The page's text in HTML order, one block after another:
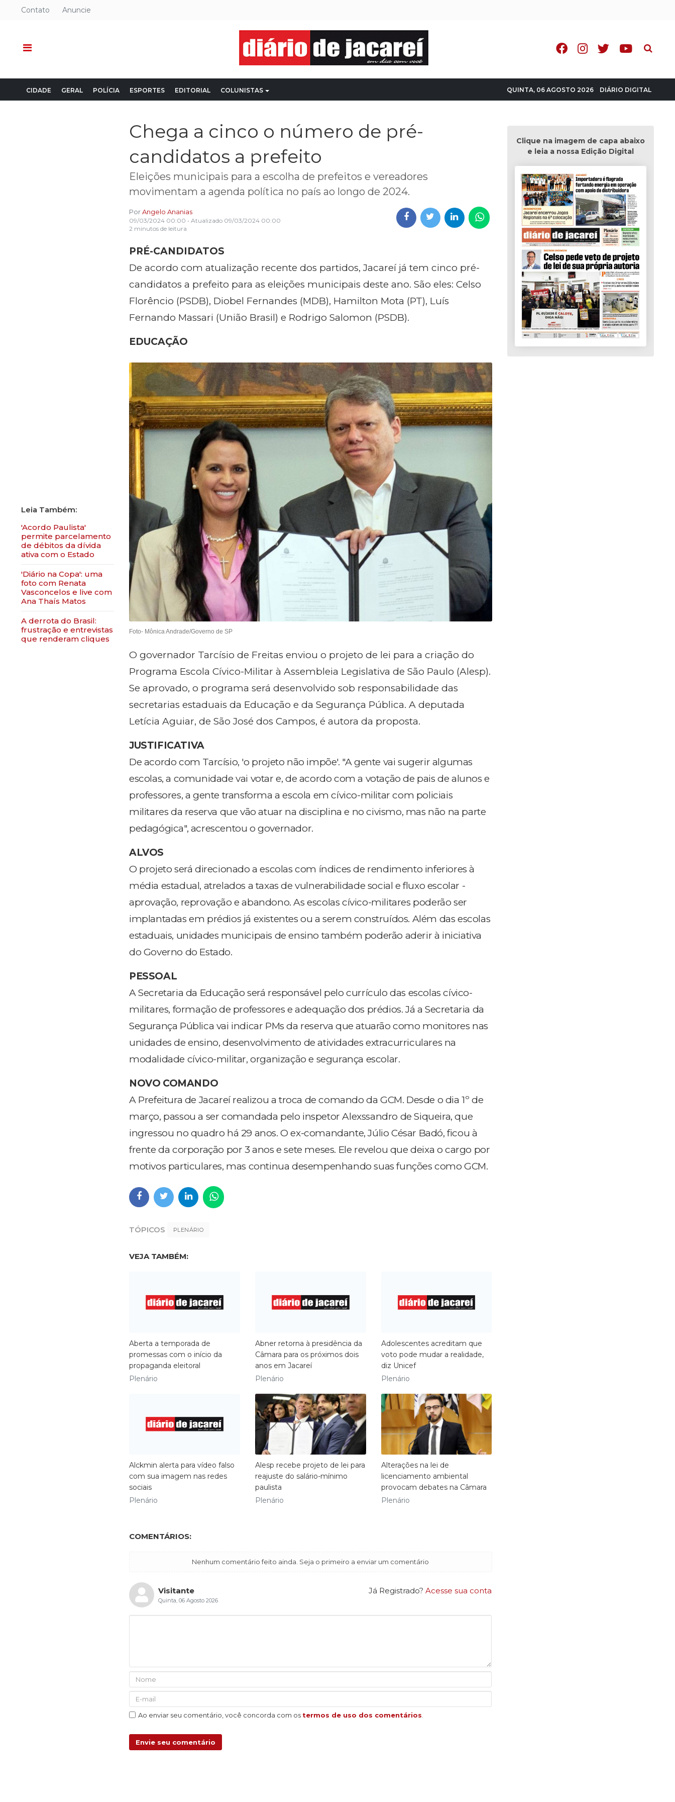
Contato Anuncie
Pesquisa
CIDADE GERAL POLÍCIA ESPORTES EDITORIAL COLUNISTAS QUINTA, 06 AGOSTO 2026 DIÁRIO DIGITAL
'Acordo Paulista'
permite parcelamento
de débitos da dívida
ativa com o Estado
'Diário na Copa': uma
foto com Renata
Vasconcelos e live com
Ana Thaís Matos
A derrota do Brasil:
frustração e entrevistas
que renderam cliques
Chega a cinco o número de pré-
candidatos a prefeito
Eleições municipais para a escolha de prefeitos e vereadores
movimentam a agenda política no país ao longo de 2024.
PorAngelo Ananias
09/03/2024 00:00 • Atualizado 09/03/2024 00:00
2 minutos de leitura
PRÉ-CANDIDATOS
De acordo com atualização recente dos partidos, Jacareí já tem cinco pré-
candidatos a prefeito para as eleições municipais deste ano. São eles: Celso
Florêncio (PSDB), Diobel Fernandes (MDB), Hamilton Mota (PT), Luís
Fernando Massari (União Brasil) e Rodrigo Salomon (PSDB).
EDUCAÇÃO
Foto- Mônica Andrade/Governo de SP
O governador Tarcísio de Freitas enviou o projeto de lei para a criação do
Programa Escola Cívico-Militar à Assembleia Legislativa de São Paulo (Alesp).
Se aprovado, o programa será desenvolvido sob responsabilidade das
secretarias estaduais da Educação e da Segurança Pública. A deputada
Letícia Aguiar, de São José dos Campos, é autora da proposta.
JUSTIFICATIVA
De acordo com Tarcísio, 'o projeto não impõe'. "A gente vai sugerir algumas
escolas, a comunidade vai votar e, de acordo com a votação de pais de alunos e
professores, a gente transforma a escola em cívico-militar com policiais
militares da reserva que vão atuar na disciplina e no civismo, mas não na parte
pedagógica", acrescentou o governador.
ALVOS
O projeto será direcionado a escolas com índices de rendimento inferiores à
média estadual, atrelados a taxas de vulnerabilidade social e fluxo escolar -
aprovação, reprovação e abandono. As escolas cívico-militares poderão ser
implantadas em prédios já existentes ou a serem construídos. Além das escolas
estaduais, unidades municipais de ensino também poderão aderir à iniciativa
do Governo do Estado.
PESSOAL
A Secretaria da Educação será responsável pelo currículo das escolas cívico-
militares, formação de professores e adequação dos prédios. Já a Secretaria da
Segurança Pública vai indicar PMs da reserva que atuarão como monitores nas
unidades de ensino, desenvolvimento de atividades extracurriculares na
modalidade cívico-militar, organização e segurança escolar.
NOVO COMANDO
A Prefeitura de Jacareí realizou a troca de comando da GCM. Desde o dia 1º de
março, passou a ser comandada pelo inspetor Alexssandro de Siqueira, que
ingressou no quadro há 29 anos. O ex-comandante, Júlio César Badó, ficou à
frente da corporação por 3 anos e sete meses. Ele revelou que deixa o cargo por
motivos particulares, mas continua desempenhando suas funções como GCM.
TÓPICOS PLENÁRIO
VEJA TAMBÉM:
Aberta a temporada de
promessas com o início da
propaganda eleitoral
Plenário
Abner retorna à presidência da
Câmara para os próximos dois
anos em Jacareí
Plenário
Adolescentes acreditam que
voto pode mudar a realidade,
diz Unicef
Plenário
Alckmin alerta para vídeo falso
com sua imagem nas redes
sociais
Plenário
Alesp recebe projeto de lei para
reajuste do salário-mínimo
paulista
Plenário
Alterações na lei de
licenciamento ambiental
provocam debates na Câmara
Plenário
COMENTÁRIOS:
Nenhum comentário feito ainda. Seja o primeiro a enviar um comentário
Já Registrado? Acesse sua conta
Visitante
Quinta, 06 Agosto 2026
Ao enviar seu comentário, você concorda com os termos de uso dos comentários
Envie seu comentário
Clique na imagem de capa abaixo
e leia a nossa Edição Digital